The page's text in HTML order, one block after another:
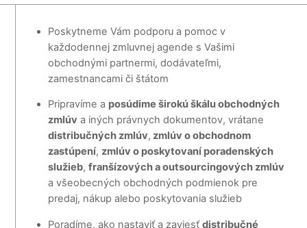
Poskytneme Vám podporu a pomoc v
každodennej zmluvnej agende s Vašimi
obchodnými partnermi, dodávateľmi,
zamestnancami či štátom
Pripravíme a posúdime širokú škálu obchodných
zmlúv a iných právnych dokumentov, vrátane
distribučných zmlúv, zmlúv o obchodnom
zastúpení, zmlúv o poskytovaní poradenských
služieb, franšízových a outsourcingových zmlúv
a všeobecných obchodných podmienok pre
predaj, nákup alebo poskytovania služieb
Poradíme, ako nastaviť a zaviesť distribučné